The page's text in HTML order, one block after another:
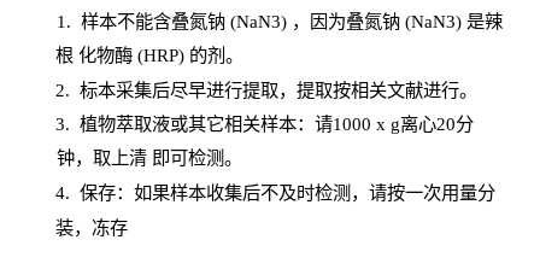
1 . 样本不能含叠氮钠(NaN3) ，因为叠氮钠 (NaN3) 是辣
根 化物酶(HRP) 的剂。
2. 标本采集后尽早进行提取，提取按相关文献进行。
3. 植物萃取液或其它相关样本：请1000 x g离心20分
钟，取上清 即可检测。
4. 保存：如果样本收集后不及时检测，请按一次用量分
装，冻存